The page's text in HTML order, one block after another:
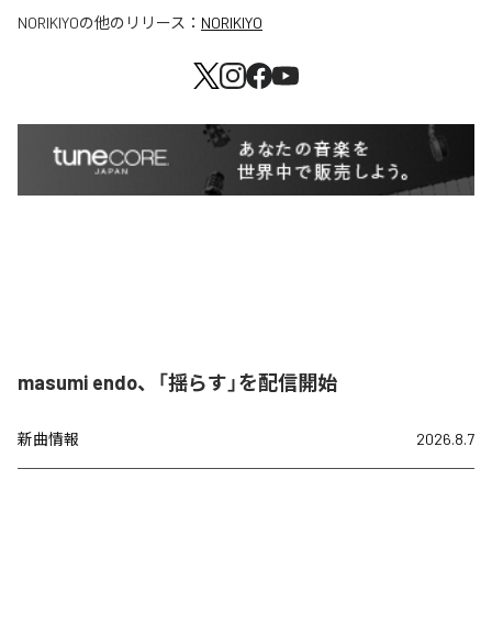
NORIKIYOの他のリリース： NORIKIYO
masumi endo、「揺らす」を配信開始
新曲情報 2026.8.7